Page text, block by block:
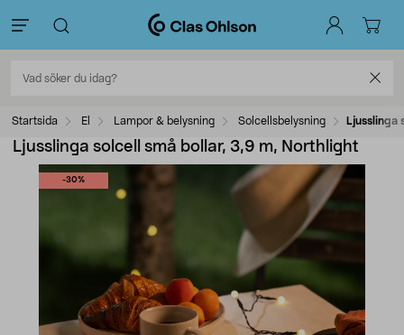
Startsida El Lampor & belysning Solcellsbelysning Ljusslinga
Ljusslinga solcell små bollar, 3,9 m, Northlight
-30%